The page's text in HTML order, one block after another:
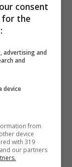
consent
for the
advertising and
and
device
from
device
with 319
our partners